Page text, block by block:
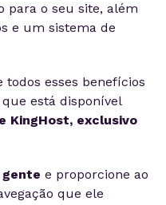
para o seu site, além
e um sistema de
todos esses benefícios
está disponível
KingHost, exclusivo
gente e proporcione ao
que ele